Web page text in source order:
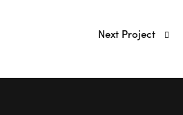
Next Project